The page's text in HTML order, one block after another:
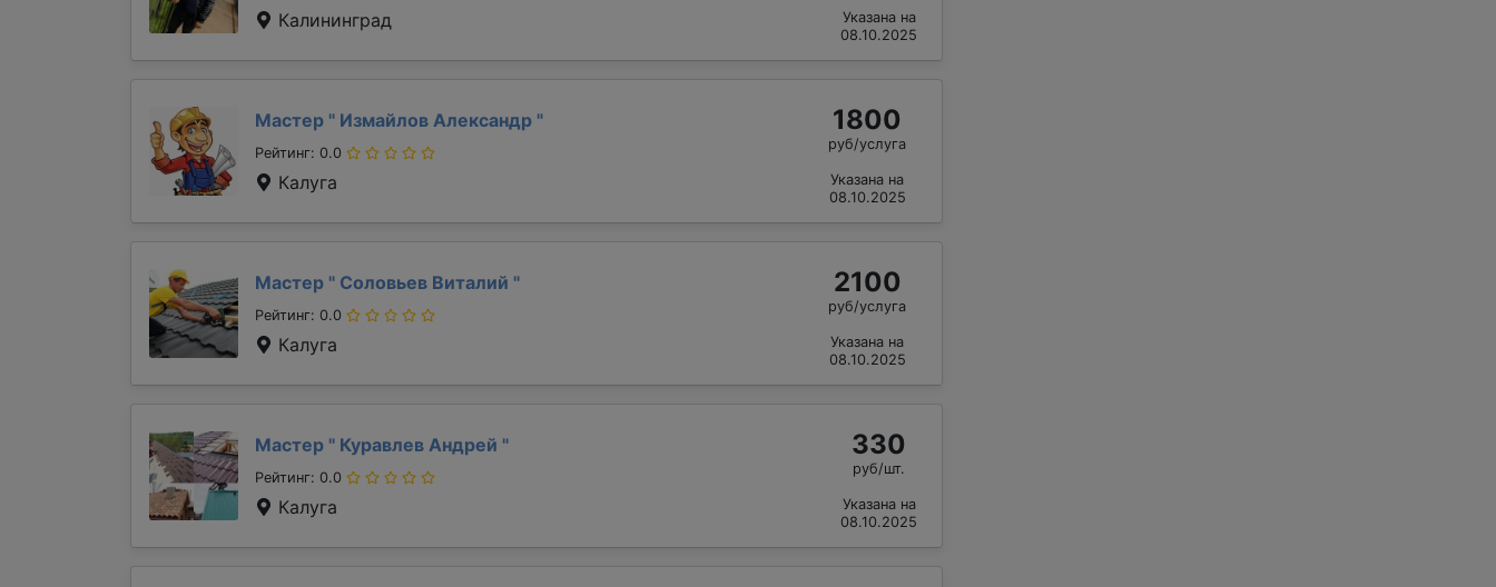
Калининград
Указана на
08.10.2025
Мастер " Измайлов Александр "
Рейтинг: 0.0
Калуга
1800
руб/услуга
Указана на
08.10.2025
Мастер " Соловьев Виталий "
Рейтинг: 0.0
Калуга
2100
руб/услуга
Указана на
08.10.2025
Мастер " Куравлев Андрей "
Рейтинг: 0.0
Калуга
330
руб/шт.
Указана на
08.10.2025